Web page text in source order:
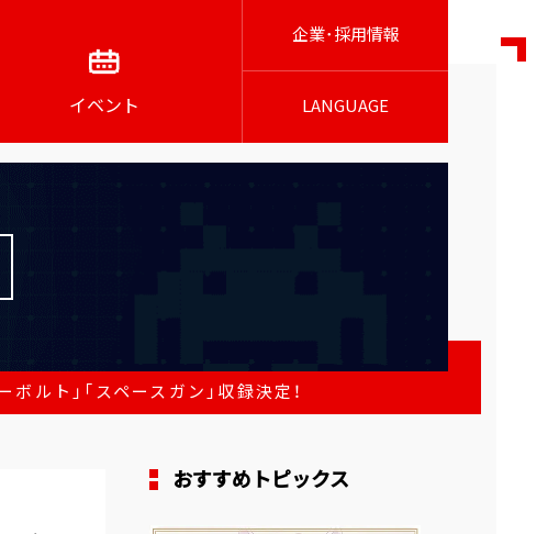
イベント
企業･採用情報
LANGUAGE
ルト」「スペースガン」収録決定！
おすすめトピックス